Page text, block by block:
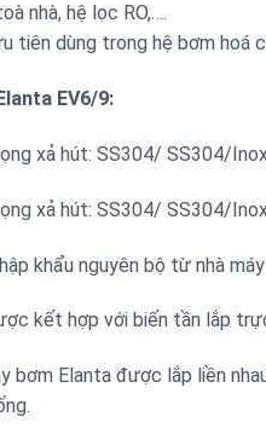
nhà, hệ lọc RO,….
tiên dùng trong hệ bơm hoá
EV6/9:
xả hút: SS304/ SS304/
xả hút: SS304/ SS304/
khẩu nguyên bộ từ nhà
kết hợp với biến tần lắp
bơm Elanta được lắp liền